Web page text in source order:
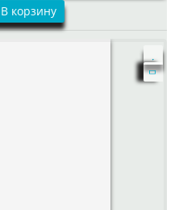
В корзину